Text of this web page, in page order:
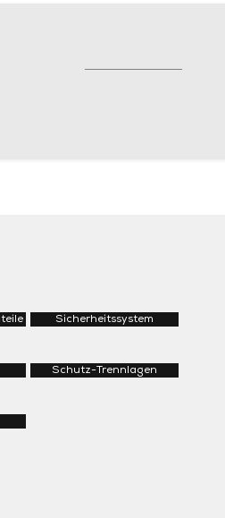
Sicherheitssystem
Schutz-Trennlagen